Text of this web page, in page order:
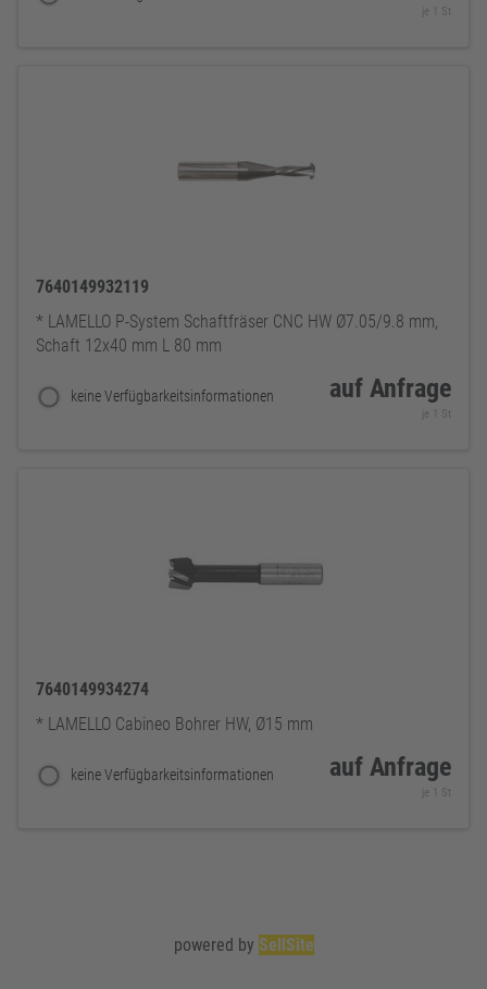
je 1 St
7640149932119
* LAMELLO P-System Schaftfräser CNC HW Ø7.05/9.8 mm,
Schaft 12x40 mm L 80 mm
keine Verfügbarkeitsinformationen auf Anfrage
je 1 St
7640149934274
* LAMELLO Cabineo Bohrer HW, Ø15 mm
keine Verfügbarkeitsinformationen auf Anfrage
je 1 St
powered by SellSite